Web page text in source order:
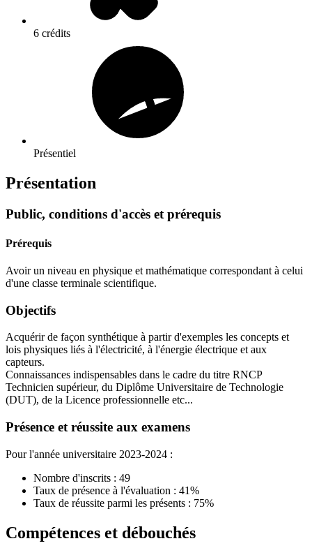
6 crédits
Présentiel
Présentation
Public, conditions d'accès et prérequis
Prérequis
Avoir un niveau en physique et mathématique correspondant à celui
d'une classe terminale scientifique.
Objectifs
Acquérir de façon synthétique à partir d'exemples les concepts et
lois physiques liés à l'électricité, à l'énergie électrique et aux
capteurs.
Connaissances indispensables dans le cadre du titre RNCP
Technicien supérieur, du Diplôme Universitaire de Technologie
(DUT), de la Licence professionnelle etc...
Présence et réussite aux examens
Pour l'année universitaire 2023-2024 :
Nombre d'inscrits : 49
Taux de présence à l'évaluation : 41%
Taux de réussite parmi les présents : 75%
Compétences et débouchés